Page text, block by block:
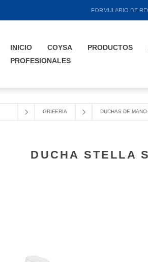
FORMULARIO DE
INICIO COYSA PRODUCTOS
PROFESIONALES
GRIFERIA DUCHAS DE
DUCHA STELLA